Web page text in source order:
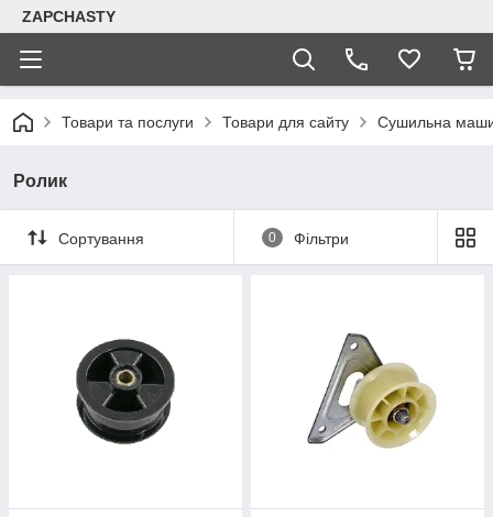
ZAPCHASTY
Товари та послуги Товари для сайту Сушильна
Ролик
Сортування 0 Фільтри